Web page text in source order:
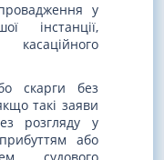
у
інстанції,
скарги без
такі заяви
розгляду у
або